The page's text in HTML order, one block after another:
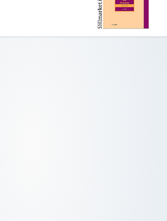
Open submenu (محصولات)
محصولات